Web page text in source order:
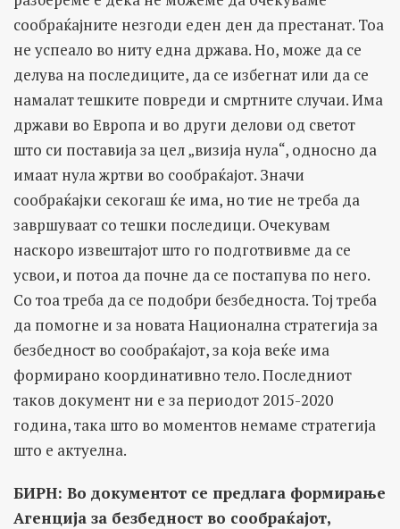
сообраќајните незгоди еден ден да престанат. Тоа
не успеало во ниту една држава. Но, може да се
делува на последиците, да се избегнат или да се
намалат тешките повреди и смртните случаи. Има
држави во Европа и во други делови од светот
што си поставија за цел „визија нула“, односно да
имаат нула жртви во сообраќајот. Значи
сообраќајки секогаш ќе има, но тие не треба да
завршуваат со тешки последици. Очекувам
наскоро извештајот што го подготвивме да се
усвои, и потоа да почне да се постапува по него.
Со тоа треба да се подобри безбедноста. Тој треба
да помогне и за новата Национална стратегија за
безбедност во сообраќајот, за која веќе има
формирано координативно тело. Последниот
таков документ ни е за периодот 2015-2020
година, така што во моментов немаме стратегија
што е актуелна.
БИРН: Во документот се предлага формирање
Агенција за безбедност во сообраќајот,